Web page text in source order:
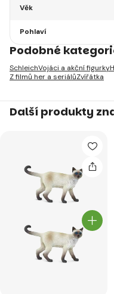
Věk
Pohlaví
Podobné
SchleichVojáci a akční figurky
Z filmů her a seriálůZvířátka
Další produkty